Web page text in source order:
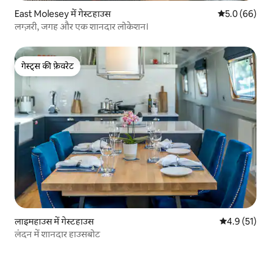
East Molesey में गेस्टहाउस औसत रेटिंग 5 में
5.0 (66)
लग्ज़री, जगह और एक शानदार लोकेशन।
गेस्ट्स की फ़ेवरेट
गेस्ट्स की फ़ेवरेट
लाइमहाउस में गेस्टहाउस औसत रेटिंग 5
4.9 (51)
लंदन में शानदार हाउसबोट